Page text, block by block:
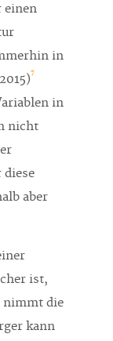
einen
in
7
in
nicht
diese
aber
ist,
nimmt die
kann